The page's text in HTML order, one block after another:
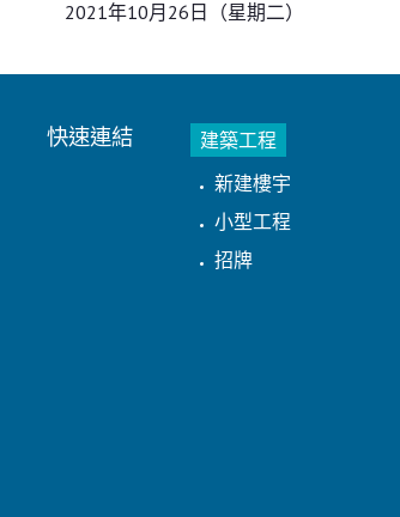
2021年10月26日（星期二）
快速連結
建築工程
新建樓宇
小型工程
招牌